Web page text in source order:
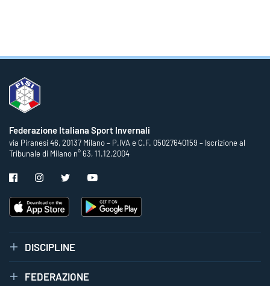
Federazione Italiana Sport Invernali
via Piranesi 46, 20137 Milano – P.IVA e C.F. 05027640159 – Iscrizione al
Tribunale di Milano n° 63, 11.12.2004
DISCIPLINE
FEDERAZIONE